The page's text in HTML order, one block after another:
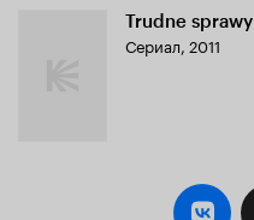
Trudne sprawy
Сериал, 2011